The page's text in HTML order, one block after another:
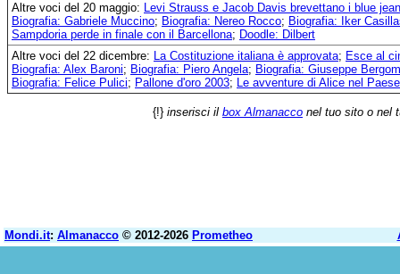
Altre voci del 20 maggio: Levi Strauss e Jacob Davis brevettano i blue
Biografia: Gabriele Muccino; Biografia: Nereo Rocco; Biografia: Iker
Sampdoria perde in finale con il Barcellona; Doodle: Dilbert
Altre voci del 22 dicembre: La Costituzione italiana è approvata; Esce al
Biografia: Alex Baroni; Biografia: Piero Angela; Biografia: Giuseppe
Biografia: Felice Pulici; Pallone d'oro 2003; Le avventure di Alice nel
{!} inserisci il box Almanacco nel tuo sito o nel
Mondi.it: Almanacco © 2012-2026 Prometheo